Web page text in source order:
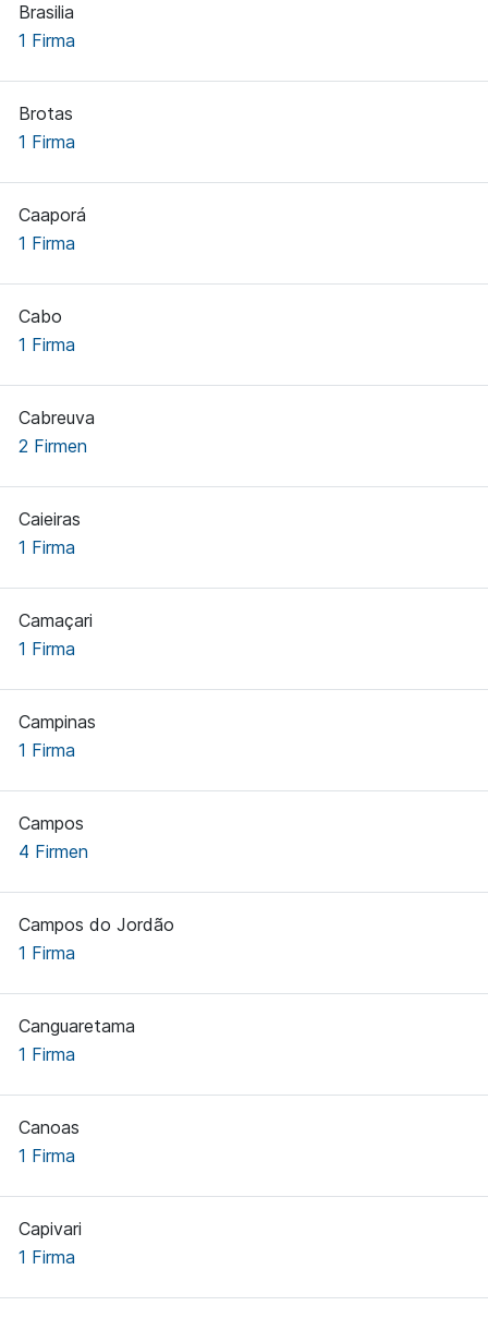
Brasilia
1 Firma
Brotas
1 Firma
Caaporá
1 Firma
Cabo
1 Firma
Cabreuva
2 Firmen
Caieiras
1 Firma
Camaçari
1 Firma
Campinas
1 Firma
Campos
4 Firmen
Campos do Jordão
1 Firma
Canguaretama
1 Firma
Canoas
1 Firma
Capivari
1 Firma